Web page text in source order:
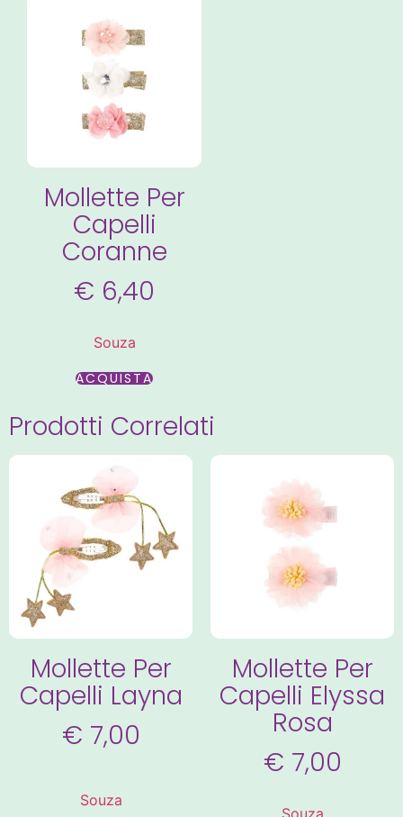
Mollette Per
Capelli
Coranne
€ 6,40
Souza
ACQUISTA
Prodotti Correlati
Mollette Per
Capelli Layna
€ 7,00
Souza
Mollette Per
Capelli Elyssa
Rosa
€ 7,00
Souza